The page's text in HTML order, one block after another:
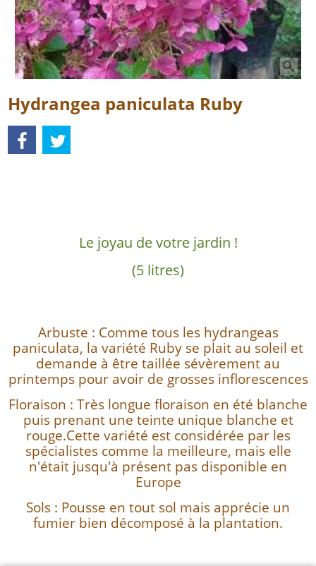
Hydrangea paniculata Ruby
Le joyau de votre jardin !
(5 litres)
Arbuste : Comme tous les hydrangeas
paniculata, la variété Ruby se plait au soleil et
demande à être taillée sévèrement au
printemps pour avoir de grosses inflorescences
Floraison : Très longue floraison en été blanche
puis prenant une teinte unique blanche et
rouge.Cette variété est considérée par les
spécialistes comme la meilleure, mais elle
n'était jusqu'à présent pas disponible en
Europe
Sols : Pousse en tout sol mais apprécie un
fumier bien décomposé à la plantation.